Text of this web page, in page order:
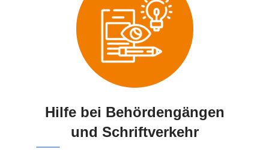
Hilfe bei Behördengängen
und Schriftverkehr